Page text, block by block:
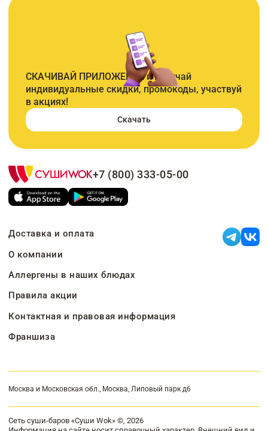
СКАЧИВАЙ ПРИЛОЖЕНИЕ и получай
индивидуальные скидки, промокоды, участвуй
в акциях!
Скачать
+7 (800) 333-05-00
Доставка и оплата
О компании
Аллергены в наших блюдах
Правила акции
Контактная и правовая информация
Франшиза
Москва и Московская обл., Москва, Липовый парк д6
Сеть суши-баров «Суши Wok» ©, 2026